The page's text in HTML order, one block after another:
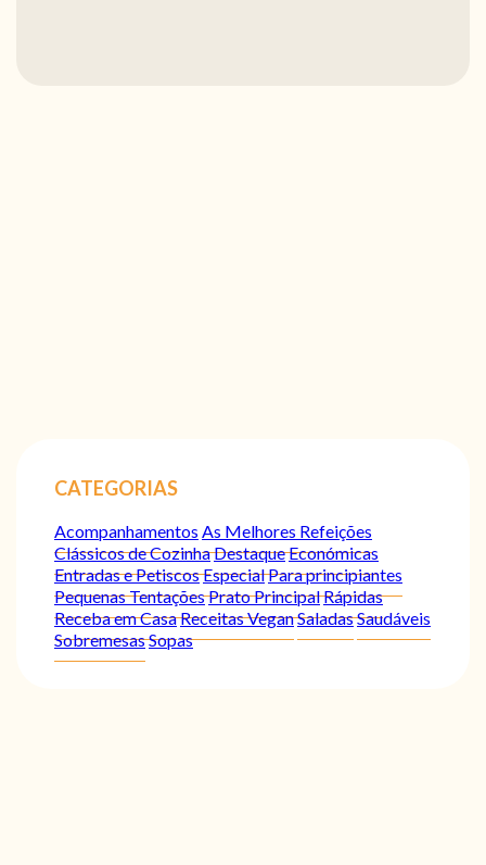
CATEGORIAS
Acompanhamentos As Melhores Refeições
Clássicos de CozinhaDestaqueEconómicas
Entradas e PetiscosEspecialPara principiantes
Pequenas TentaçõesPrato PrincipalRápidas
Receba em CasaReceitas VeganSaladasSaudáveis
SobremesasSopas